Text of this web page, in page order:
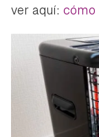
ver aquí: cómo